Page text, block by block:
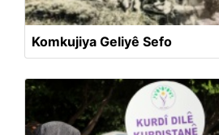
Komkujiya Geliyê Sefo